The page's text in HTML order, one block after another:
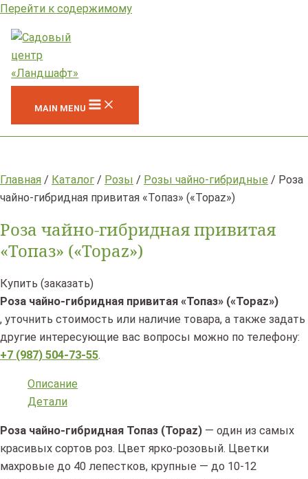
Перейти к содержимому
MAIN MENU
Главная / Каталог/ Розы / Розы чайно-гибридные / Роза
чайно-гибридная привитая «Топаз» («Topaz»)
Роза чайно-гибридная привитая
«Топаз» («Topaz»)
Купить (заказать)
Роза чайно-гибридная привитая «Топаз» («Topaz»)
, уточнить стоимость или наличие товара, а также задать
другие интересующие вас вопросы можно по телефону:
+7 (987) 504-73-55.
Описание
Детали
Роза чайно-гибридная Топаз (Topaz) — один из самых
красивых сортов роз. Цвет ярко-розовый. Цветки
махровые до 40 лепестков, крупные — до 10-12